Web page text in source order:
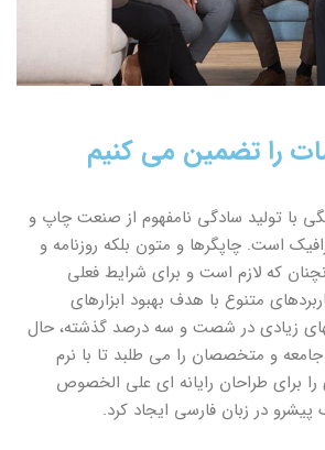
را تضمین می کنیم
با تولید سادگی نامفهوم از صنعت چاپ و
است. چاپگرها و متون بلکه روزنامه و
که لازم است و برای شرایط فعلی
متنوع با هدف بهبود ابزارهای
زیادی در شصت و سه درصد گذشته، حال
و متخصصان را می طلبد تا با نرم
برای طراحان رایانه ای علی الخصوص
در زبان فارسی ایجاد کرد.